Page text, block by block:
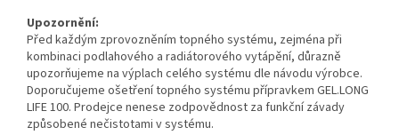
Upozornění:
Před každým zprovozněním topného systému, zejména při
kombinaci podlahového a radiátorového vytápění, důrazně
upozorňujeme na výplach celého systému dle návodu výrobce.
Doporučujeme ošetření topného systému přípravkem GEL.LONG
LIFE 100. Prodejce nenese zodpovědnost za funkční závady
způsobené nečistotami v systému.